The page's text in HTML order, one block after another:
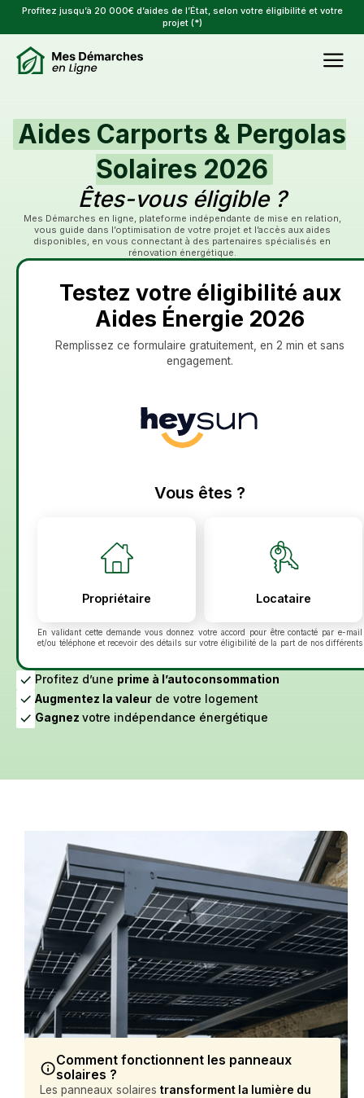
Profitez jusqu’à 20 000€ d’aides de l’État, selon votre éligibilité et votre
projet (*)
Aides Carports & Pergolas
Solaires 2026
Êtes-vous éligible ?
Mes Démarches en ligne, plateforme indépendante de mise en relation,
vous guide dans l’optimisation de votre projet et l’accès aux aides
disponibles, en vous connectant à des partenaires spécialisés en
rénovation énergétique.
Testez votre éligibilité aux
Aides Énergie 2026
Remplissez ce formulaire gratuitement, en 2 min et sans
engagement.
En validant cette demande vous donnez votre accord pour être contacté par e-mail
et/ou téléphone et recevoir des détails sur votre éligibilité de la part de nos différents
démarchage téléphonique bloctel.gouv.fr. Pour en savoir plus sur la gestion de vos
données personnelles et exercer vos droits, consultez :Politique de confidentialité
Voir plus
Profitez d’une prime à l’autoconsommation
Augmentez la valeur de votre logement
Gagnezvotre indépendance énergétique
Comment fonctionnent les panneaux
solaires ?
Les panneaux solairestransforment la lumière du